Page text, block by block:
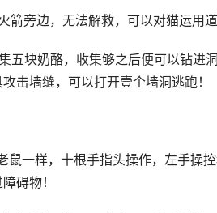
箭旁边，无法解救，可以对猫运用
五块奶酪，收集够之后便可以钻进
击墙缝，可以打开壹个墙洞逃跑！
鼠一样，十根手指头操作，左手操
碍物！